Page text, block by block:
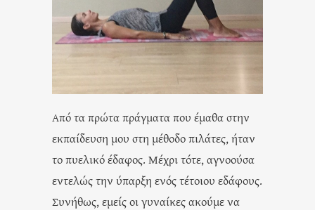
Από τα πρώτα πράγματα που έμαθα στην
εκπαίδευση μου στη μέθοδο πιλάτες, ήταν
το πυελικό έδαφος. Μέχρι τότε, αγνοούσα
εντελώς την ύπαρξη ενός τέτοιου εδάφους.
Συνήθως, εμείς οι γυναίκες ακούμε να